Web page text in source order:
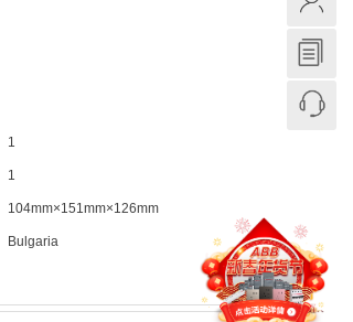
1
1
104mm×151mm×126mm
Bulgaria